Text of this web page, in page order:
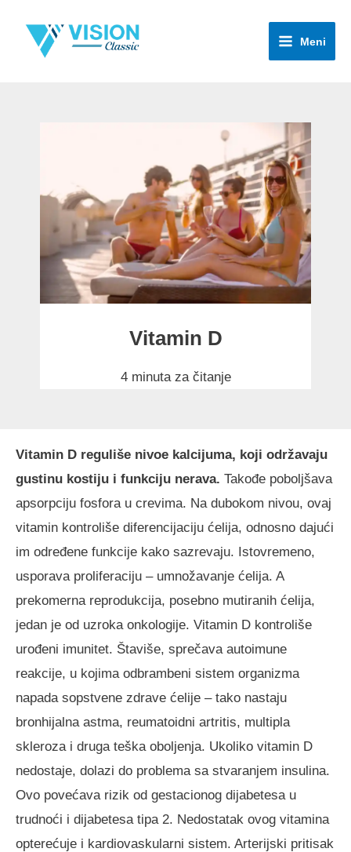
Meni
Vitamin D
4 minuta za čitanje
Vitamin D reguliše nivoe kalcijuma, koji održavaju
gustinu kostiju i funkciju nerava. Takođe poboljšava
apsorpciju fosfora u crevima. Na dubokom nivou, ovaj
vitamin kontroliše diferencijaciju ćelija, odnosno dajući
im određene funkcije kako sazrevaju. Istovremeno,
usporava proliferaciju – umnožavanje ćelija. A
prekomerna reprodukcija, posebno mutiranih ćelija,
jedan je od uzroka onkologije. Vitamin D kontroliše
urođeni imunitet. Štaviše, sprečava autoimune
reakcije, u kojima odbrambeni sistem organizma
napada sopstvene zdrave ćelije – tako nastaju
bronhijalna astma, reumatoidni artritis, multipla
skleroza i druga teška oboljenja. Ukoliko vitamin D
nedostaje, dolazi do problema sa stvaranjem insulina.
Ovo povećava rizik od gestacionog dijabetesa u
trudnoći i dijabetesa tipa 2. Nedostatak ovog vitamina
opterećuje i kardiovaskularni sistem. Arterijski pritisak